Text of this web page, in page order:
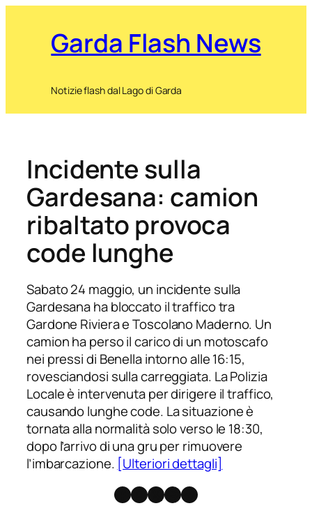
Garda Flash News
Notizie flash dal Lago di Garda
Incidente sulla
Gardesana: camion
ribaltato provoca
code lunghe
Sabato 24 maggio, un incidente sulla
Gardesana ha bloccato il traffico tra
Gardone Riviera e Toscolano Maderno. Un
camion ha perso il carico di un motoscafo
nei pressi di Benella intorno alle 16:15,
rovesciandosi sulla carreggiata. La Polizia
Locale è intervenuta per dirigere il traffico,
causando lunghe code. La situazione è
tornata alla normalità solo verso le 18:30,
dopo l’arrivo di una gru per rimuovere
l’imbarcazione. [Ulteriori dettagli]
Facebook
Instagram
X Threads
Telegram